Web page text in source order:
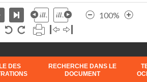
100%
DES
RECHERCHE DANS LE
DOCUMENT